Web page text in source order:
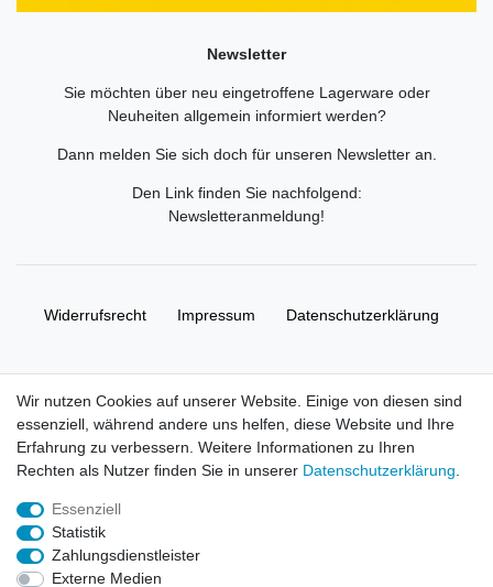
Newsletter
Sie möchten über neu eingetroffene Lagerware oder
Neuheiten allgemein informiert werden?
Dann melden Sie sich doch für unseren Newsletter an.
Den Link finden Sie nachfolgend:
Newsletteranmeldung!
Widerrufs­recht Impressum Daten­schutz­erklärung
© Copyright 2026 | Alle Rechte vorbehalten. HL-
Handelsgesellschaft mbH.
Alle Markennamen, Warenzeichen sowie sämtliche Produktbilder
und Beschreibungen sind Eigentum Ihrer rechtmäßigen
Eigentümer und dienen hier nur der Beschreibung.
Wir nutzen Cookies auf unserer Website. Einige von diesen sind
essenziell, während andere uns helfen, diese Website und Ihre
Erfahrung zu verbessern. Weitere Informationen zu Ihren
Rechten als Nutzer finden Sie in unserer Daten­schutz­erklärung
Essenziell
Statistik
Zahlungsdienstleister
Externe Medien